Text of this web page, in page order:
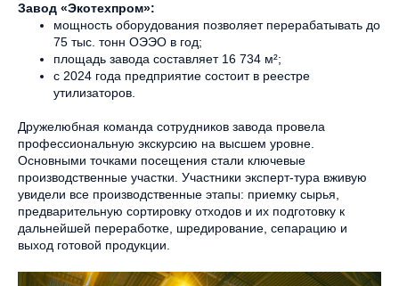
Завод «Экотехпром»:
мощность оборудования позволяет перерабатывать до
75 тыс. тонн ОЭЭО в год;
площадь завода составляет 16 734 м²;
с 2024 года предприятие состоит в реестре
утилизаторов.
Дружелюбная команда сотрудников завода провела
профессиональную экскурсию на высшем уровне.
Основными точками посещения стали ключевые
производственные участки. Участники эксперт-тура вживую
увидели все производственные этапы: приемку сырья,
предварительную сортировку отходов и их подготовку к
дальнейшей переработке, шредирование, сепарацию и
выход готовой продукции.